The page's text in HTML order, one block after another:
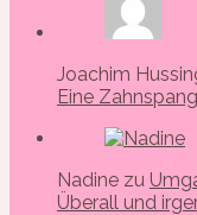
Joachim
Eine
Nadine zu
Überall und